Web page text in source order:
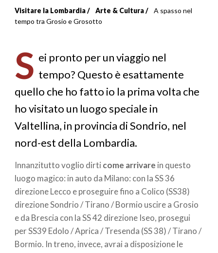
Briciole
pane
Visitare la Lombardia Arte & Cultura
A spasso nel
tempo tra Grosio e Grosotto
S ei pronto per un viaggio nel
tempo? Questo è esattamente
quello che ho fatto io la prima volta che
ho visitato un luogo speciale in
Valtellina, in provincia di Sondrio, nel
nord-est della Lombardia.
Innanzitutto voglio dirti come arrivare in questo
luogo magico: in auto da Milano: con la SS 36
direzione Lecco e proseguire fino a Colico (SS38)
direzione Sondrio / Tirano / Bormio uscire a Grosio
e da Brescia con la SS 42 direzione Iseo, prosegui
per SS39 Edolo / Aprica / Tresenda (SS 38) / Tirano /
Bormio. In treno, invece, avrai a disposizione le